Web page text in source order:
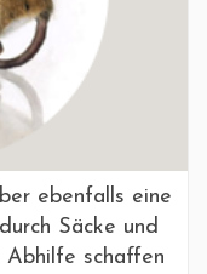
ebenfalls eine
Säcke und
Abhilfe schaffen